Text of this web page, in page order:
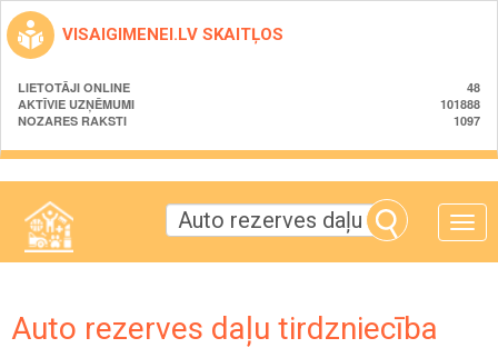
VISAIGIMENEI.LV SKAITĻOS
LIETOTĀJI ONLINE
48
AKTĪVIE UZŅĒMUMI
101888
NOZARES RAKSTI
1097
Toggle
Auto rezerves daļu tirdzniecība